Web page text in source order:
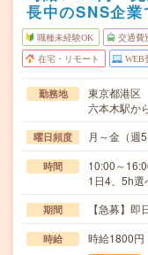
長中のSNS企業
職種未経験OK 交通費
在宅・リモート WEB
勤務地
東京都港区
六本木駅か
曜日頻度 月～金（
時間
10:00～
1日4、5h選
期間 【急募】
時給 時給1800円